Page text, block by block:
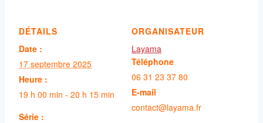
DÉTAILS
Date :
17 septembre 2025
Heure :
19 h 00 min - 20 h 15 min
Série :
ORGANISATEUR
Layama
Téléphone
06 31 23 37 80
E-mail
contact@layama.fr